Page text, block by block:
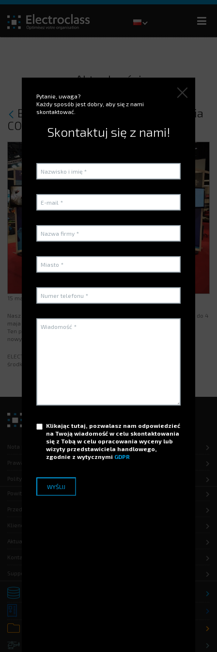
Aktualności
Byliśmy na targach z okazji 30-lecia
COVALUX!
15 maja 2019
Nasz belgijski dealer
zorganizował Salon z 30. rocznicą od 3 do 4
maja 2019 r. W CINEY w Belgii, stoisko 302.
Ten pokaz poświęcony będzie mechanice samochodowej, nadwoziu i
nowym technologiom.
ELECTROCLASS zaprezentował swojego bezpiecznego dystrybutora
środków ochrony indywidualnej:
Nota prawna
Prawa autorskie
Polityka ochrony danych
Powitanie
Przedsiębiorstwo
Klienci
Aktualności
Kontakt
Support
Pytanie, uwaga?
Każdy sposób jest dobry, aby się z nami
skontaktować.
Skontaktuj się z nami!
Klikając tutaj, pozwalasz nam odpowiedzieć
na Twoją wiadomość w celu skontaktowania
się z Tobą w celu opracowania wyceny lub
wizyty przedstawiciela handlowego,
zgodnie z wytycznymi GDPR